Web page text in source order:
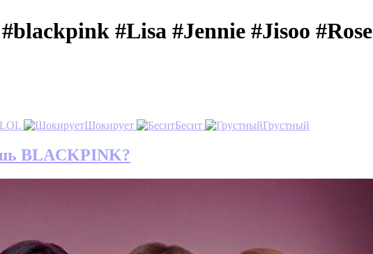
#Lisa #Jennie #Jisoo #Rose
LOL Шокирует Бесит Грустный
BLACKPINK?